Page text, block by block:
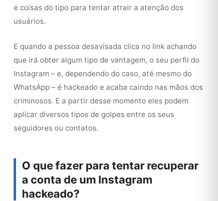
e coisas do tipo para tentar atrair a atenção dos
usuários.
E quando a pessoa desavisada clica no link achando
que irá obter algum tipo de vantagem, o seu perfil do
Instagram – e, dependendo do caso, até mesmo do
WhatsApp – é hackeado e acaba caindo nas mãos dos
criminosos. E a partir desse momento eles podem
aplicar diversos tipos de golpes entre os seus
seguidores ou contatos.
O que fazer para tentar recuperar
a conta de um Instagram
hackeado?